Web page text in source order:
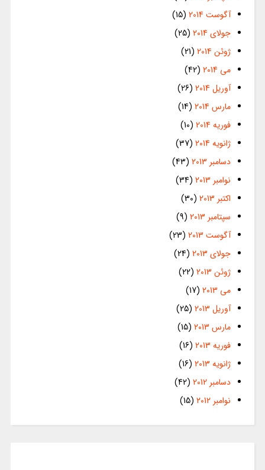
آگوست 2014
(15)
جولای 2014
(25)
ژوئن 2014
(21)
می 2014
(42)
آوریل 2014
(26)
مارس 2014
(14)
فوریه 2014
(10)
ژانویه 2014
(37)
دسامبر 2013
(43)
نوامبر 2013
(34)
اکتبر 2013
(30)
سپتامبر 2013
(9)
آگوست 2013
(23)
جولای 2013
(24)
ژوئن 2013
(22)
می 2013
(17)
آوریل 2013
(25)
مارس 2013
(15)
فوریه 2013
(16)
ژانویه 2013
(16)
دسامبر 2012
(42)
نوامبر 2012
(15)